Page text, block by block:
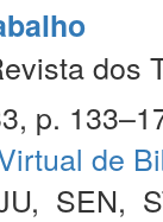
dos
p.
de
, SEN,